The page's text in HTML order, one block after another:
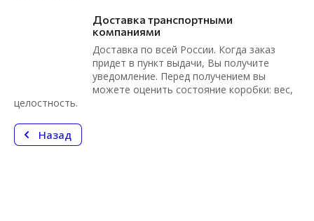
Доставка транспортными
компаниями
Доставка по всей России. Когда заказ
придет в пункт выдачи, Вы получите
уведомление. Перед получением вы
можете оценить состояние коробки: вес,
целостность.
Назад